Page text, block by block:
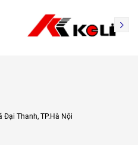
Đại Thanh, TP.Hà Nội